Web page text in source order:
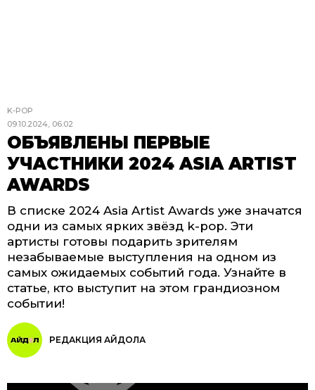
K-POP
09.10.2024, 06:02
ОБЪЯВЛЕНЫ ПЕРВЫЕ
УЧАСТНИКИ 2024 ASIA ARTIST
AWARDS
В списке 2024 Asia Artist Awards уже значатся
одни из самых ярких звёзд k-pop. Эти
артисты готовы подарить зрителям
незабываемые выступления на одном из
самых ожидаемых событий года. Узнайте в
статье, кто выступит на этом грандиозном
событии!
РЕДАКЦИЯ АЙДОЛА